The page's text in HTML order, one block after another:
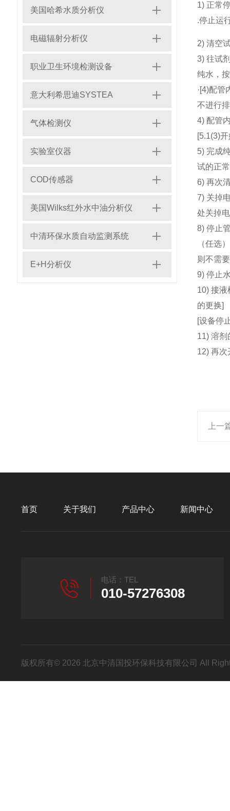
美国哈希水质分析仪
电磁辐射分析仪
职业卫生环境检测设备
意大利希思迪SYSTEA
气体检测仪
实验室仪器
COD传感器
美国Wilks红外水中油分析仪
中清环保水质自动监测系统
E+H分析仪
1) 正常
.停止运
2) 清空
3) 往试
纯水，
·[4)配
不进行
4) 配管
[5.1(3)
5) 完成
试的正
6) 再次
7) 关掉
处关掉
8) 停止
（任选
则不需
9) 停止
10) 接
的更换]
[设备停
11) 溶剂
12) 再次
上一
首页 关于我们 产品中心 新闻中心
电话：TEL
010-57276308
版权所有© 2026 北京中清国投环保科技有限公司 All